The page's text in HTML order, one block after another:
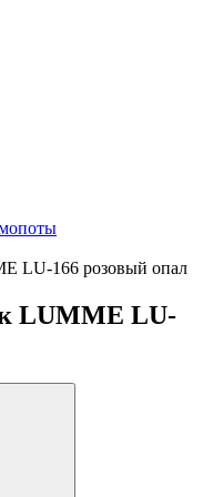
LU-166 розовый опал
LUMME LU-